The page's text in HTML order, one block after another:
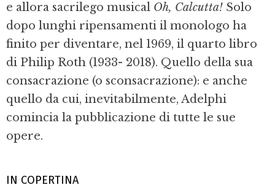
IN COPERTINA
e allora sacrilego musical Oh, Calcutta! Solo
dopo lunghi ripensamenti il monologo ha
finito per diventare, nel 1969, il quarto libro
di Philip Roth (1933- 2018). Quello della sua
consacrazione (o sconsacrazione): e anche
quello da cui, inevitabilmente, Adelphi
comincia la pubblicazione di tutte le sue
opere.